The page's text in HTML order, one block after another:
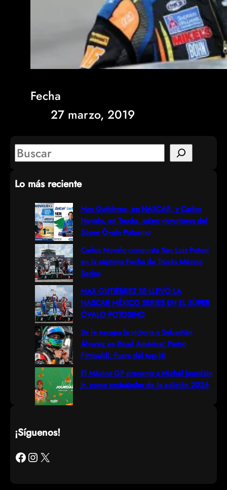
Fecha
27 marzo, 2019
S
a
Lo más reciente
Max Gutiérrez, en NASCAR, y Carlos
Novelo, en Trucks, salen victoriosos del
Súper Óvalo Potosino
Carlos Novelo conquista San Luis Potosí
en la séptima Fecha de Trucks México
Series
MAX GUTIÉRREZ SE LLEVÓ LA
NASCAR MÉXICO SERIES EN EL SÚPER
ÓVALO POTOSINO
Se le escapa la victoria a Sebastián
Álvarez en Road América; Pietro
Fittipaldi, fuera del top-10
El México GP presenta a Michel Jourdain
Jr. como embajador de la edición 2026
¡Síguenos!
Facebook Instagram X